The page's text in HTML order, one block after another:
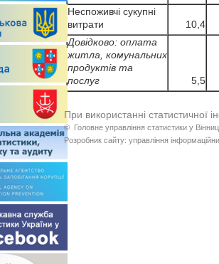
Неспоживчі сукупні
витрати
10,4
Довідково: оплата
житла, комунальних
продуктів та
послуг
5,5
При використанні статистичної
© Головне управління статистики у
Розробник сайту: управління